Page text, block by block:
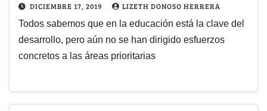
DICIEMBRE 17, 2019 LIZETH DONOSO HERRERA
Todos sabemos que en la educación está la clave del
desarrollo, pero aún no se han dirigido esfuerzos
concretos a las áreas prioritarias